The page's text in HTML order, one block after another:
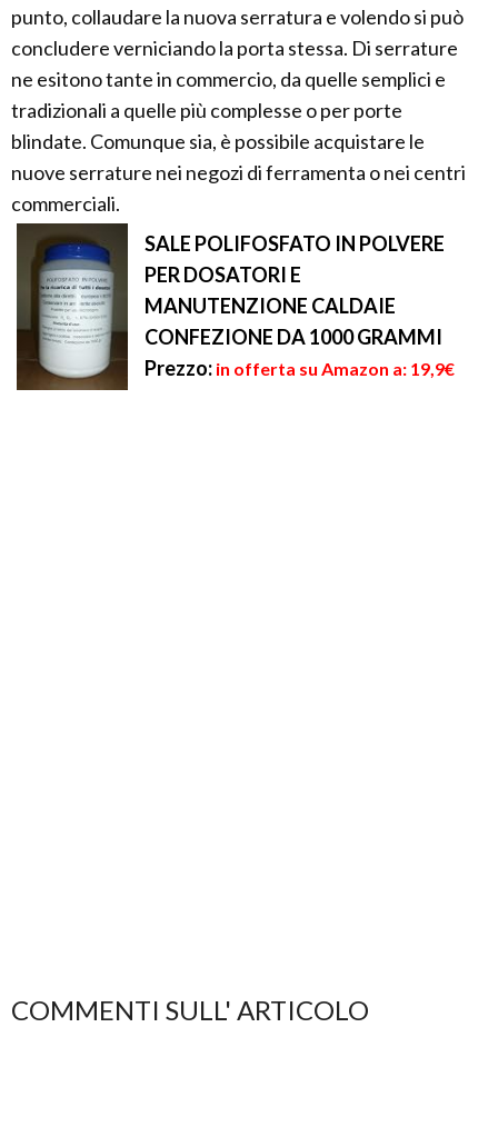
punto, collaudare la nuova serratura e volendo si può
concludere verniciando la porta stessa. Di serrature
ne esitono tante in commercio, da quelle semplici e
tradizionali a quelle più complesse o per porte
blindate. Comunque sia, è possibile acquistare le
nuove serrature nei negozi di ferramenta o nei centri
commerciali.
SALE POLIFOSFATO IN POLVERE
PER DOSATORI E
MANUTENZIONE CALDAIE
CONFEZIONE DA 1000 GRAMMI
Prezzo: in offerta su Amazon a: 19,9€
COMMENTI SULL' ARTICOLO